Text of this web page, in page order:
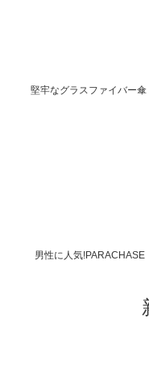
堅牢なグラスファイバー傘
男性に人気!PARACHASE